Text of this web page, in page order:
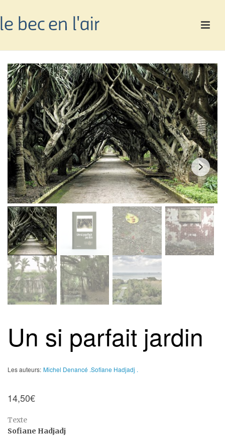
Un si parfait jardin
Les auteurs: Michel Denancé .Sofiane Hadjadj .
14,50€
Texte
Sofiane Hadjadj